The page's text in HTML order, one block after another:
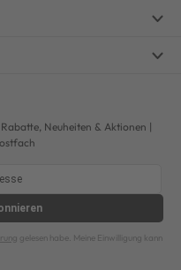
Neuheiten & Aktionen |
gelesen habe. Meine Einwilligung kann